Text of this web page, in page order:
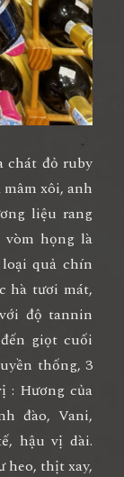
chát đỏ ruby
xôi, anh
liệu rang
vòm họng là
quả chín
hà tươi mát,
độ tannin
giọt cuối
thống, 3
: Hương của
đào, Vani,
hậu vị dài.
heo, thịt xay,